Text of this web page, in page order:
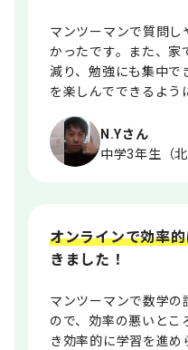
N.Yさん
中学3年生（北
マンツーマンで質問し
かったです。また、家
減り、勉強にも集中で
を楽しんでできるよう
オンラインで効率
きました！
マンツーマンで数学の
ので、効率の悪いとこ
き効率的に学習を進